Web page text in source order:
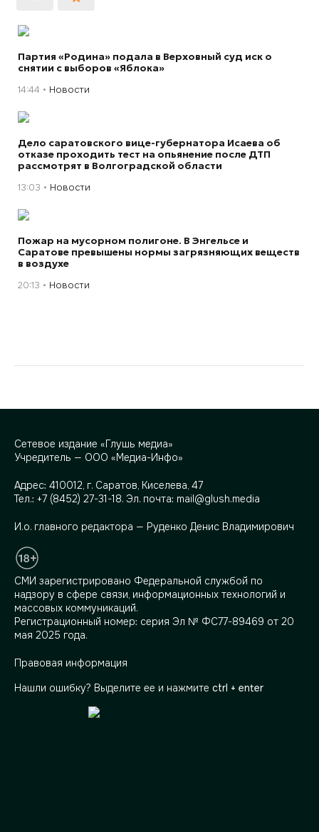
Партия «Родина» подала в Верховный суд иск о
снятии с выборов «Яблока»
14:44 Новости
Дело саратовского вице-губернатора Исаева об
отказе проходить тест на опьянение после ДТП
рассмотрят в Волгоградской области
13:03 Новости
Пожар на мусорном полигоне. В Энгельсе и
Саратове превышены нормы загрязняющих веществ
в воздухе
20:13 Новости
Сетевое издание «Глушь медиа»
Учредитель — ООО «Медиа-Инфо»
Адрес: 410012, г. Саратов, Киселева, 47
Тел.: +7 (8452) 27-31-18. Эл. почта: mail@glush.media
И.о. главного редактора — Руденко Денис Владимирович
СМИ зарегистрировано Федеральной службой по
надзору в сфере связи, информационных технологий и
массовых коммуникаций.
Регистрационный номер: серия Эл № ФС77-89469 от 20
мая 2025 года.
Правовая информация
Нашли ошибку? Выделите ее и нажмите ctrl + enter